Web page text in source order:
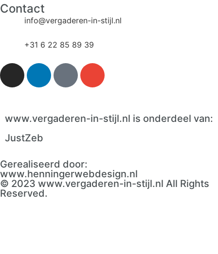
Contact
info@vergaderen-in-stijl.nl​
+31 6 22 85 89 39​
www.vergaderen-in-stijl.nl is onderdeel van:
JustZeb
Gerealiseerd door:
www.henningerwebdesign.nl
© 2023 www.vergaderen-in-stijl.nl All Rights
Reserved.